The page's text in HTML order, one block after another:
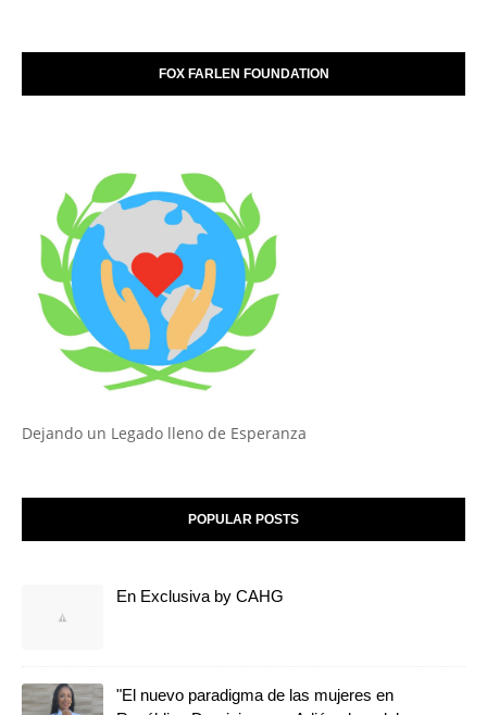
FOX FARLEN FOUNDATION
Dejando un Legado lleno de Esperanza
POPULAR POSTS
En Exclusiva by CAHG
"El nuevo paradigma de las mujeres en